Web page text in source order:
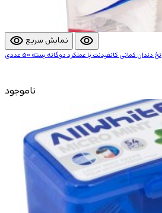
visibility نمایش سریع visibility
نخ دندان کمانی کانفیدنت با عملکرد دوگانه بسته 50 عددی
ناموجود